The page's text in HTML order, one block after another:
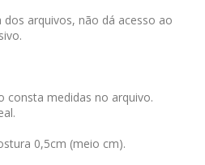
arquivos, não dá acesso ao
consta medidas no arquivo.
0,5cm (meio cm).